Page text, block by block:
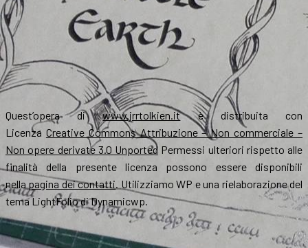
Quest’opera diwww.jrrtolkien.itè distribuita con
Licenza Creative Commons Attribuzione – Non commerciale –
Non opere derivate 3.0 Unported Permessi ulteriori rispetto alle
finalità della presente licenza possono essere disponibili
nella pagina dei contatti. Utilizziamo WP e una rielaborazione del
tema LightFolio di Dynamicwp.